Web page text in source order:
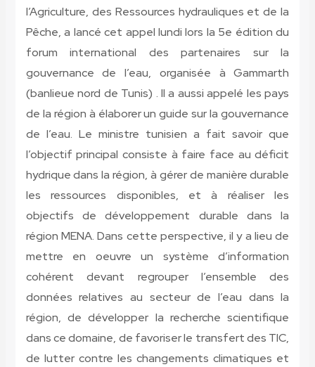
l’Agriculture, des Ressources hydrauliques et de la
Pêche, a lancé cet appel lundi lors la 5e édition du
forum international des partenaires sur la
gouvernance de l’eau, organisée à Gammarth
(banlieue nord de Tunis) . Il a aussi appelé les pays
de la région à élaborer un guide sur la gouvernance
de l’eau. Le ministre tunisien a fait savoir que
l’objectif principal consiste à faire face au déficit
hydrique dans la région, à gérer de manière durable
les ressources disponibles, et à réaliser les
objectifs de développement durable dans la
région MENA. Dans cette perspective, il y a lieu de
mettre en oeuvre un système d’information
cohérent devant regrouper l’ensemble des
données relatives au secteur de l’eau dans la
région, de développer la recherche scientifique
dans ce domaine, de favoriser le transfert des TIC,
de lutter contre les changements climatiques et